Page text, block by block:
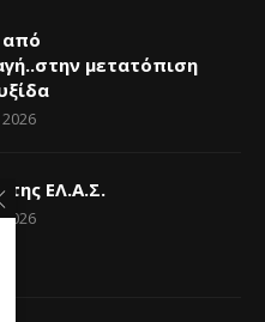
μετατόπιση
της ΕΛ.Α.Σ.